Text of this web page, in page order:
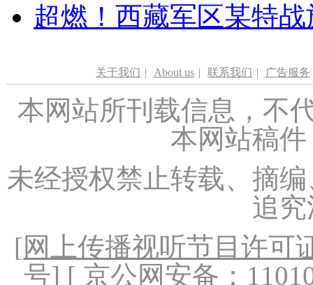
超燃！西藏军区某特
关于我们 | About us | 联系我们 | 广告服务
本网站所刊载信息，不
本网站稿
未经授权禁止转载、摘
追
[网上传播视听节目许可
号] [ 京公网安备：